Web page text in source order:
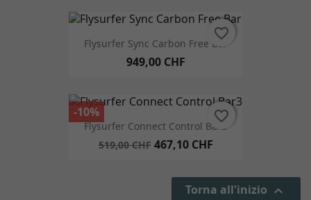
Flysurfer Sync Carbon Free Bar
949,00 CHF
favorite_border
favorite_border
Flysurfer Connect Control Bar3
519,00 CHF 467,10 CHF
-10% favorite_border
favorite_border
Torna all'inizio 